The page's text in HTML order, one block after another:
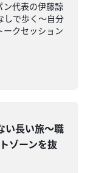
ン代表の伊藤諒
しで歩く〜自分
ークセッション
い長い旅〜職
ゾーンを抜